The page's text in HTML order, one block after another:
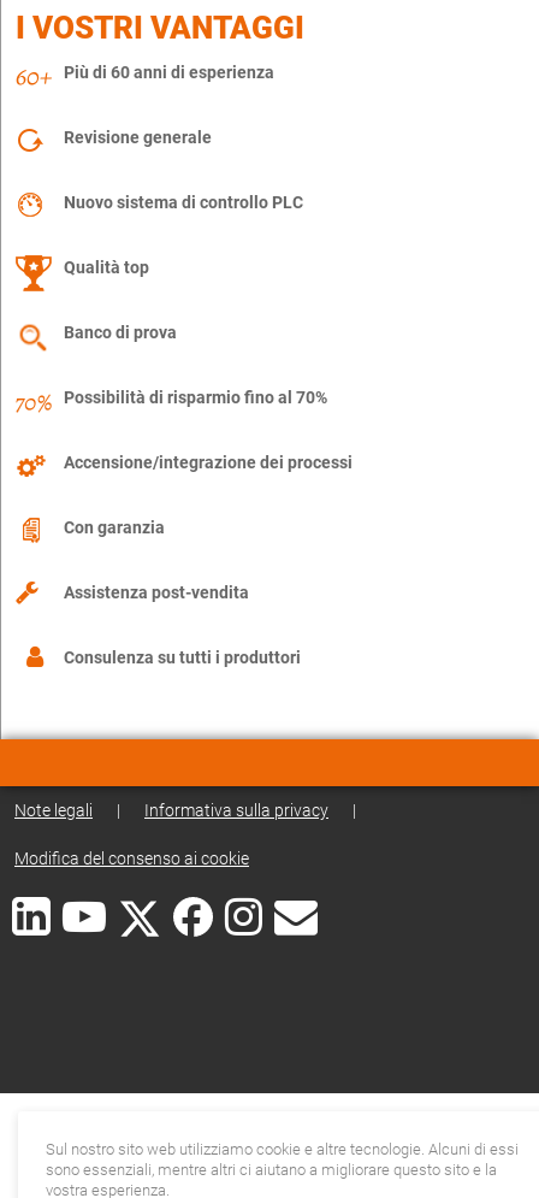
I VOSTRI VANTAGGI
Più di 60 anni di esperienza
Revisione generale
Nuovo sistema di controllo PLC
Qualità top
Banco di prova
Possibilità di risparmio fino al 70%
Accensione/integrazione dei processi
Con garanzia
Assistenza post-vendita
Consulenza su tutti i produttori
Note legali | Informativa sulla privacy |
Modifica del consenso ai cookie
Sul nostro sito web utilizziamo cookie e altre tecnologie. Alcuni di essi
sono essenziali, mentre altri ci aiutano a migliorare questo sito e la
vostra esperienza.